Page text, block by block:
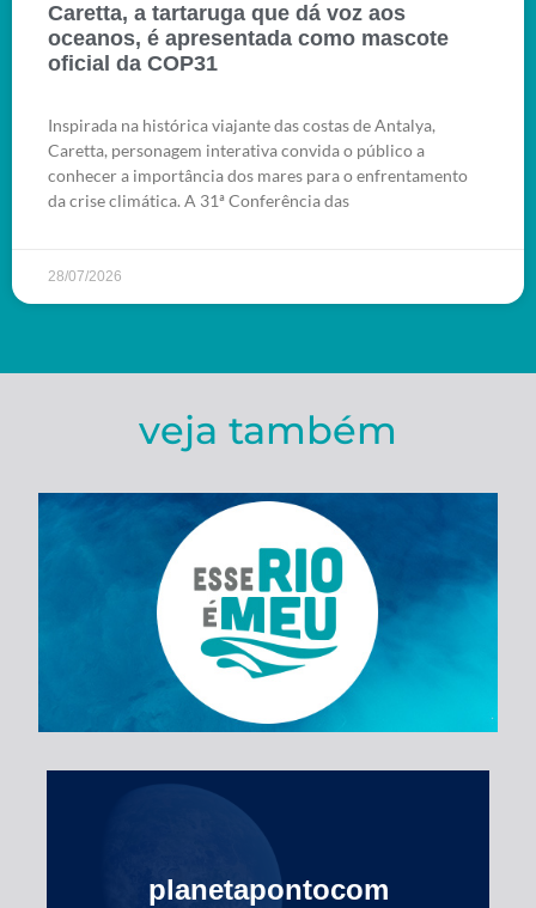
Caretta, a tartaruga que dá voz aos
oceanos, é apresentada como mascote
oficial da COP31
Inspirada na histórica viajante das costas de Antalya,
Caretta, personagem interativa convida o público a
conhecer a importância dos mares para o enfrentamento
da crise climática. A 31ª Conferência das
28/07/2026
veja também
Esse Rio é Meu
planetapontocom